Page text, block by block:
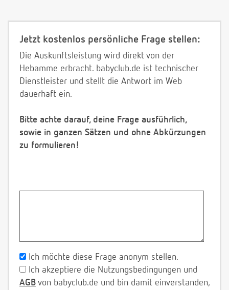
Jetzt kostenlos persönliche Frage stellen:
Die Auskunftsleistung wird direkt von der
Hebamme erbracht. babyclub.de ist technischer
Dienstleister und stellt die Antwort im Web
dauerhaft ein.
Bitte achte darauf, deine Frage ausführlich,
sowie in ganzen Sätzen und ohne Abkürzungen
zu formulieren!
Ich möchte diese Frage anonym stellen.
Ich akzeptiere die Nutzungsbedingungen und
AGB von babyclub.de und bin damit einverstanden,